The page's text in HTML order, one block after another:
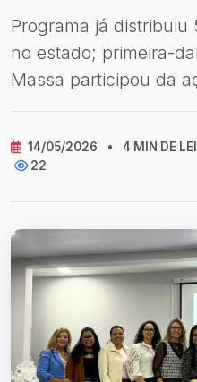
Programa já
no estado; primeira-
Massa participou da
14/05/2026 • 4 MIN DE
22